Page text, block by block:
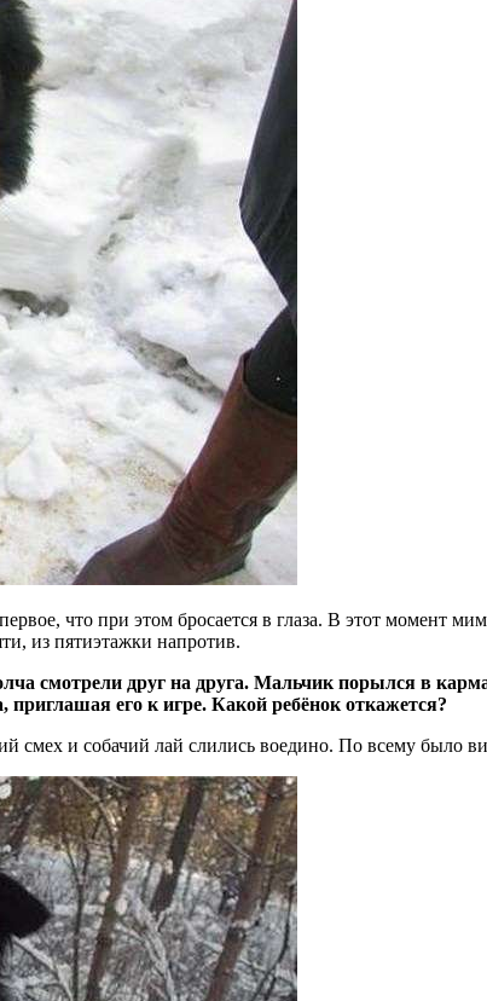
что при этом бросается в глаза. В этот момент
из пятиэтажки напротив.
смотрели друг на друга. Мальчик порылся в
его к игре. Какой ребёнок откажется?
смех и собачий лай слились воедино. По всему было